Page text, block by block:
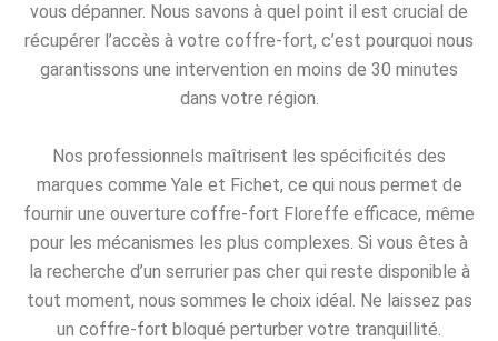
vous dépanner. Nous savons à quel point il est crucial de
récupérer l’accès à votre coffre-fort, c’est pourquoi nous
garantissons une intervention en moins de 30 minutes
dans votre région.
Nos professionnels maîtrisent les spécificités des
marques comme Yale et Fichet, ce qui nous permet de
fournir une ouverture coffre-fort Floreffe efficace, même
pour les mécanismes les plus complexes. Si vous êtes à
la recherche d’un serrurier pas cher qui reste disponible à
tout moment, nous sommes le choix idéal. Ne laissez pas
un coffre-fort bloqué perturber votre tranquillité.